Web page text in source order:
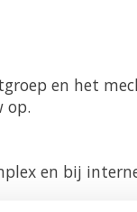
en het
op.
en bij